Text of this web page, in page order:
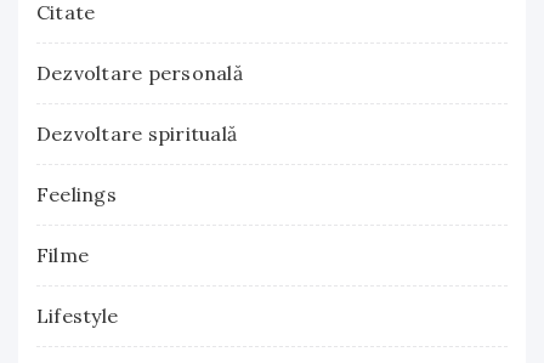
Citate
Dezvoltare personală
Dezvoltare spirituală
Feelings
Filme
Lifestyle